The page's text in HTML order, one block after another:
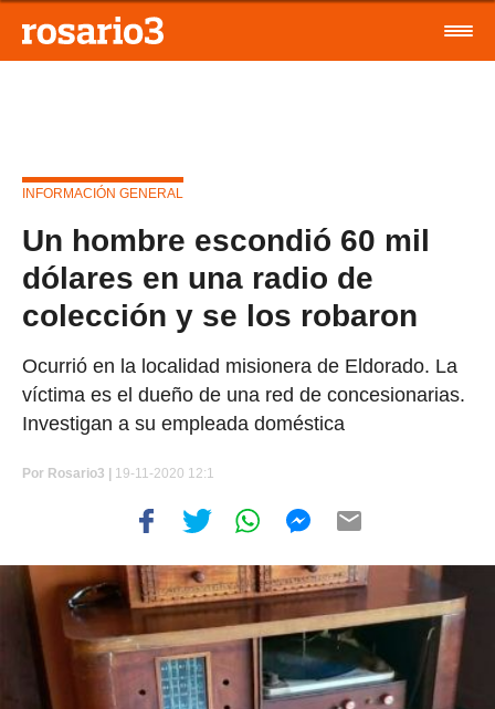
INFORMACIÓN GENERAL
Un hombre escondió 60 mil
dólares en una radio de
colección y se los robaron
Ocurrió en la localidad misionera de Eldorado. La
víctima es el dueño de una red de concesionarias.
Investigan a su empleada doméstica
Por Rosario3 | 19-11-2020 12:1